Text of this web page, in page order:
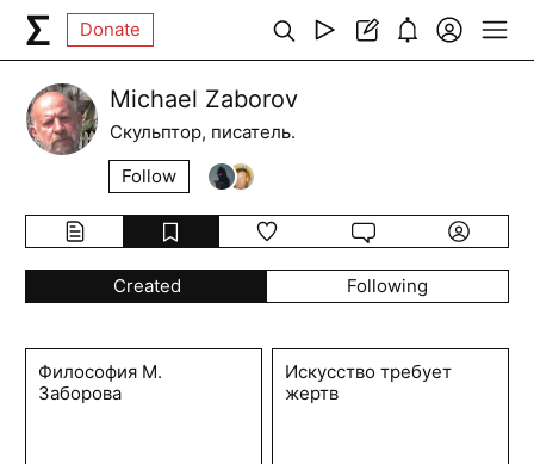
Donate
Michael Zaborov
Скульптор, писатель.
Follow
Created Following
Философия М.
Заборова
Искусство требует
жертв